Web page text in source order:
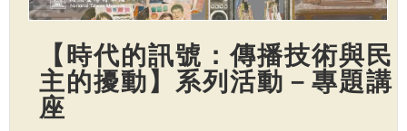
【時代的訊號：傳播技術與民
主的擾動】系列活動－專題講
座